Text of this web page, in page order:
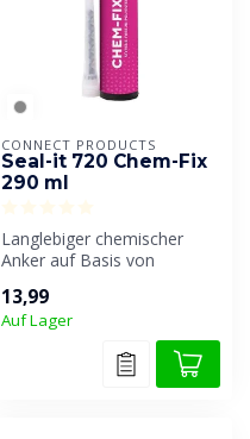
CONNECT PRODUCTS
Seal-it 720 Chem-Fix
290 ml
Langlebiger chemischer
Anker auf Basis von
styrolfreien Polye...
13,99
Auf Lager